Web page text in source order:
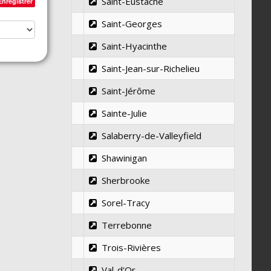
Saint-Georges
Saint-Hyacinthe
Saint-Jean-sur-Richelieu
Saint-Jérôme
Sainte-Julie
Salaberry-de-Valleyfield
Shawinigan
Sherbrooke
Sorel-Tracy
Terrebonne
Trois-Rivières